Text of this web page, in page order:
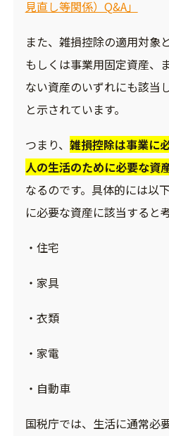
見直し等関係）Q&A」
また、雑損控除の適用対象
もしくは事業用固定資産、
ない資産のいずれにも該当
と示されています。
つまり、 雑損控除は事業に
人の生活のために必要な資
なるのです。具体的には以
に必要な資産に該当すると
・住宅
・家具
・衣類
・家電
・自動車
国税庁では、生活に通常必